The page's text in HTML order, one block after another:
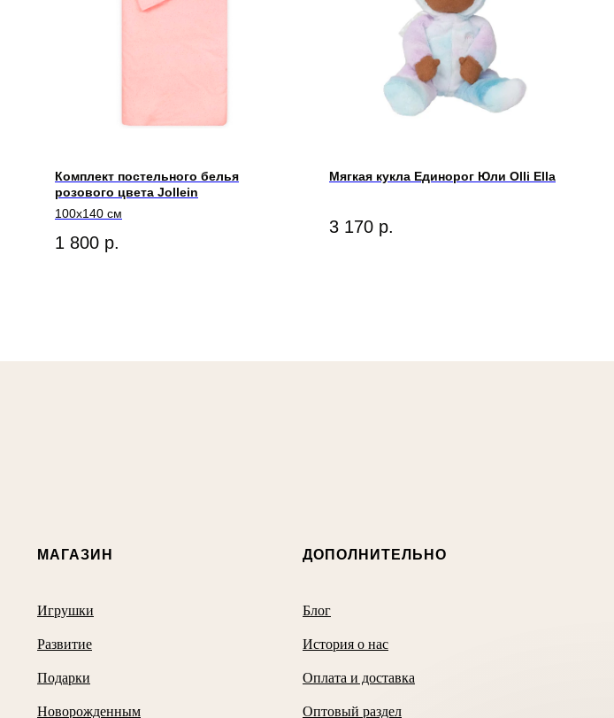
Комплект постельного белья
розового цвета Jollein
100x140 см
1 800 р.
Мягкая кукла Единорог Юли Olli Ella
3 170 р.
МАГАЗИН
Игрушки
Развитие
Подарки
Новорожденным
ДОПОЛНИТЕЛЬНО
Блог
История о нас
Оплата и доставка
Оптовый раздел